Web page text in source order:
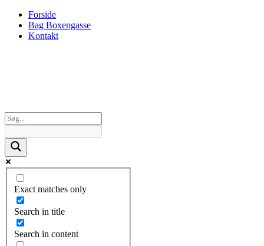
Forside
Bag Boxengasse
Kontakt
Exact matches only
Search in title
Search in content